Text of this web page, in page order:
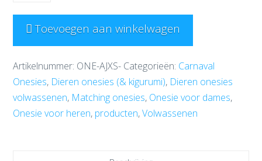
Toevoegen aan winkelwagen
Artikelnummer: ONE-AJXS- Categorieën: Carnaval
Onesies, Dieren onesies (& kigurumi), Dieren onesies
volwassenen, Matching onesies, Onesie voor dames,
Onesie voor heren, producten,Volwassenen